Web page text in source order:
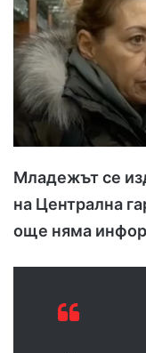
Младежът се
на Централна
още няма